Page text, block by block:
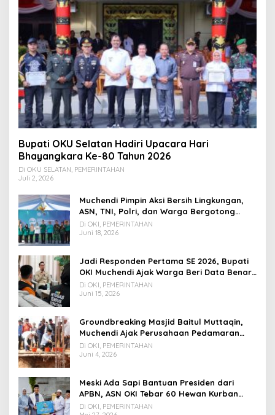
Bupati OKU Selatan Hadiri Upacara Hari
Bhayangkara Ke-80 Tahun 2026
Di OKU SELATAN, PEMERINTAHAN
Juli 2, 2026
Muchendi Pimpin Aksi Bersih Lingkungan,
ASN, TNI, Polri, dan Warga Bergotong
Royong
Di OKI, PEMERINTAHAN
Juni 18, 2026
Jadi Responden Pertama SE 2026, Bupati
OKI Muchendi Ajak Warga Beri Data Benar
ke Petugas BPS
Di OKI, PEMERINTAHAN
Juni 15, 2026
Groundbreaking Masjid Baitul Muttaqin,
Muchendi Ajak Perusahaan Pedamaran
Timur Turut Bantu
Di OKI, PEMERINTAHAN
Juni 4, 2026
Meski Ada Sapi Bantuan Presiden dari
APBN, ASN OKI Tebar 60 Hewan Kurban
Tanpa Gunakan APBD
Di OKI, PEMERINTAHAN